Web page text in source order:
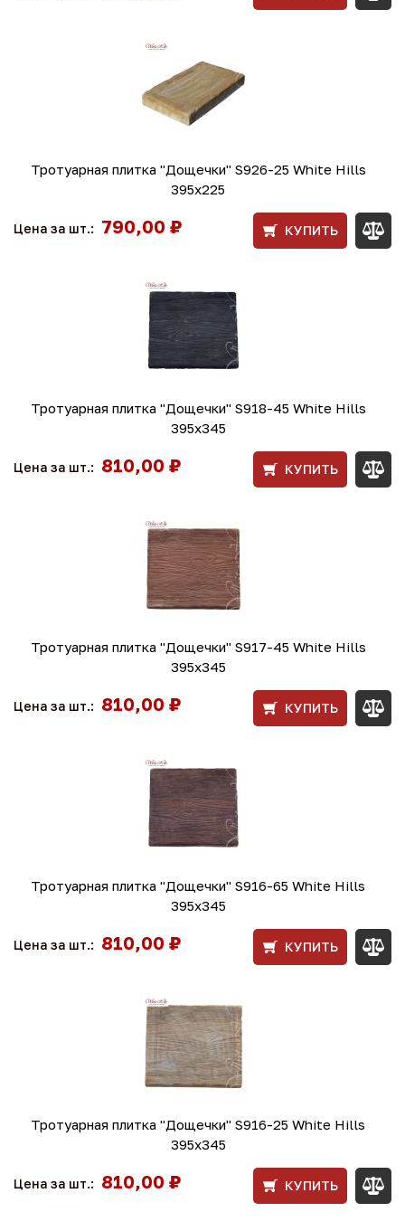
Тротуарная плитка "Дощечки" S926-25 White Hills
395х225
Цена за шт.: 790,00 ₽ КУПИТЬ
Тротуарная плитка "Дощечки" S918-45 White Hills
395х345
Цена за шт.: 810,00 ₽ КУПИТЬ
Тротуарная плитка "Дощечки" S917-45 White Hills
395х345
Цена за шт.: 810,00 ₽ КУПИТЬ
Тротуарная плитка "Дощечки" S916-65 White Hills
395х345
Цена за шт.: 810,00 ₽ КУПИТЬ
Тротуарная плитка "Дощечки" S916-25 White Hills
395х345
Цена за шт.: 810,00 ₽ КУПИТЬ